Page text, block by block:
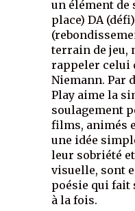
un élément de
place) DA
terrain de jeu,
rappeler celui
Niemann. Par
Play aime la
soulagement
films, animés
une idée
leur sobriété
visuelle, sont
poésie qui fait
à la fois.